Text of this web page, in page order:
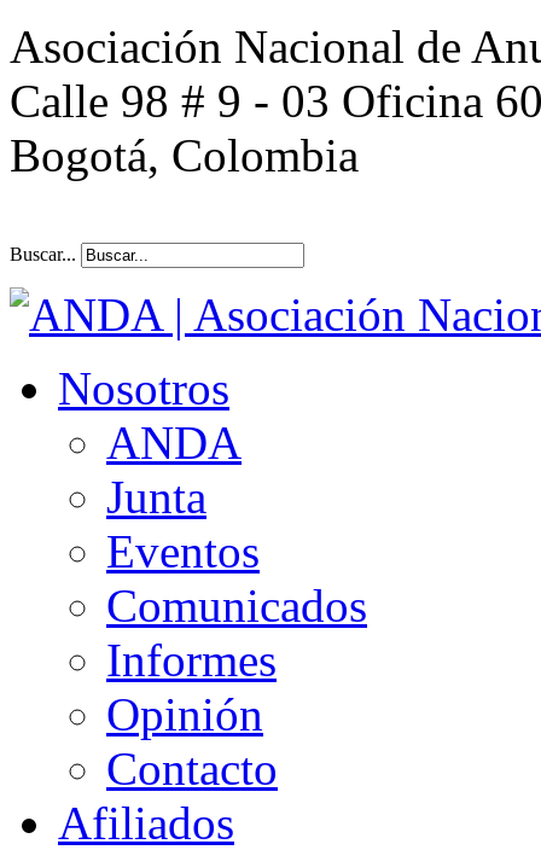
Asociación Nacional de
Calle 98 # 9 - 03 Oficina
Bogotá, Colombia
Buscar...
Nosotros
ANDA
Junta
Eventos
Comunicados
Informes
Opinión
Contacto
Afiliados